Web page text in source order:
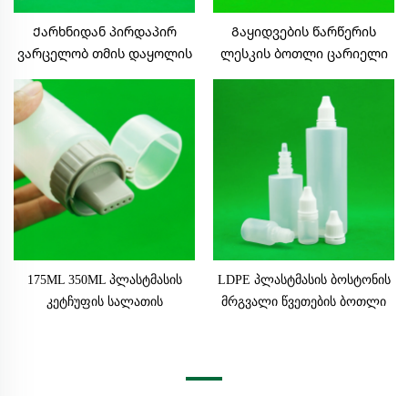
Ქარხნიდან პირდაპირ
ვარცელობ თმის დაყოლის
ხელსაწყოებს თმის
შეღებვის ქვევას თმის
დამრეცხ ქვევას
გამჭვირვალე შამპუნის
ქვევას კომბით
Გაყიდვების წარწერის
ლესკის ბოთლი ცარიელი
5მლ კვადრატული
დიზაინის დახურვა ლესკის
ბოთლის შესაფუთად
ალუმინის ბოჭკოთი
175ML 350ML პლასტმასის
კეტჩუფის სალათის
LDPE პლასტმასის ბოსტონის
მრგვალი წვეთების ბოთლი